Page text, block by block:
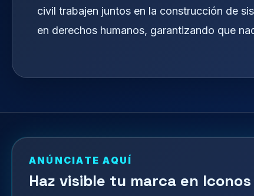
civil trabajen juntos en la construcción de
en derechos humanos, garantizando que
ANÚNCIATE AQUÍ
Haz visible tu marca en Iconos